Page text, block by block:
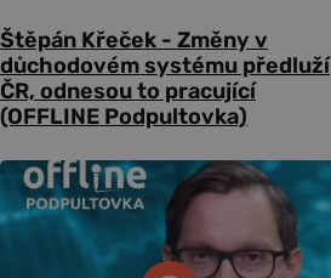
Štěpán Křeček - Změny v
důchodovém systému předluží
ČR, odnesou to pracující
(OFFLINE Podpultovka)